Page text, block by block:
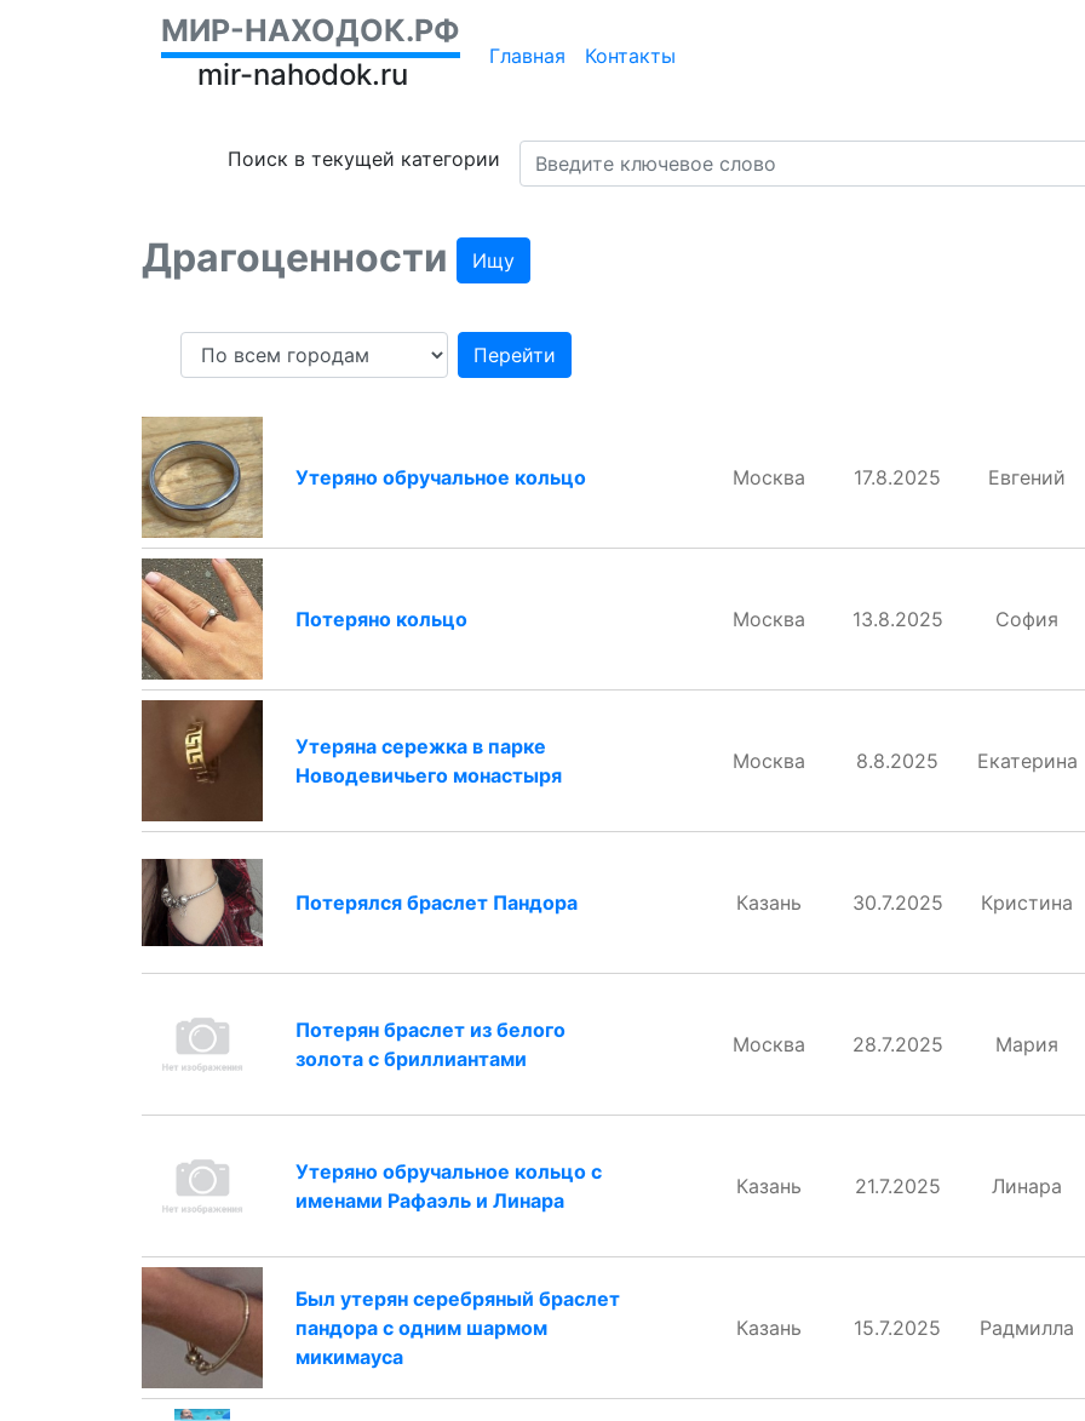
МИР-НАХОДОК.РФ
mir-nahodok.ru
Главная Контакты
Поиск в текущей категории
Драгоценности Ищу
Перейти
Утеряно обручальное кольцо Москва 17.8.2025 Евгений
Потеряно кольцо Москва 13.8.2025 София
Утеряна сережка в парке
Новодевичьего монастыря
Москва 8.8.2025 Екатерина
Потерялся браслет Пандора Казань 30.7.2025 Кристина
Потерян браслет из белого
золота с бриллиантами
Москва 28.7.2025 Мария
Утеряно обручальное кольцо с
именами Рафаэль и Линара
Казань 21.7.2025 Линара
Был утерян серебряный браслет
пандора с одним шармом
микимауса
Казань 15.7.2025 Радмилла